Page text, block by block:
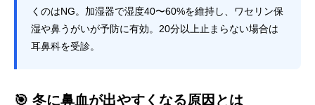
くのはNG。加湿器で湿度40〜60%を維持し、ワセリン保
湿や鼻うがいが予防に有効。20分以上止まらない場合は
耳鼻科を受診。
🎯 冬に鼻血が出やすくなる原因とは